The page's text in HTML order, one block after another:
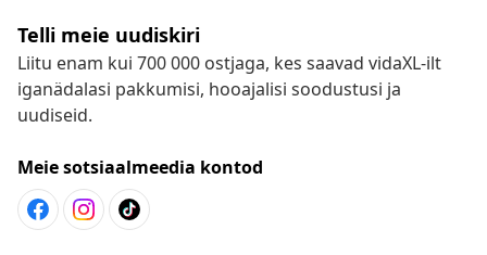
Telli meie uudiskiri
Liitu enam kui 700 000 ostjaga, kes saavad vidaXL-ilt
iganädalasi pakkumisi, hooajalisi soodustusi ja
uudiseid.
Meie sotsiaalmeedia kontod